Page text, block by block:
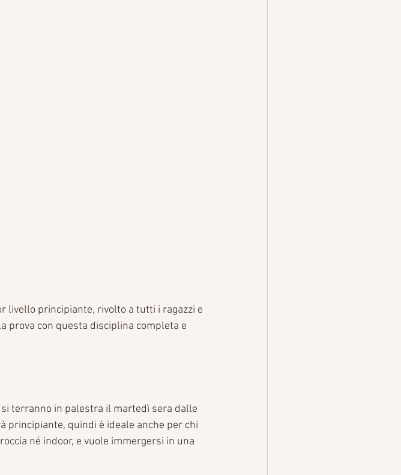
livello principiante, rivolto a tutti i ragazzi e
prova con questa disciplina completa e
terranno in palestra il martedì sera dalle
quindi è ideale anche per chi
né indoor, e vuole immergersi in una